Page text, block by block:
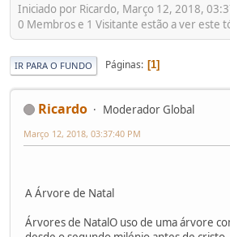
Iniciado por Ricardo, Março 12, 2018,
0 Membros e 1 Visitante estão a ver este
IR PARA O FUNDO Páginas 1
Ricardo Moderador Global
Março 12, 2018, 03:37:40 PM
A Árvore de Natal
Árvores de NatalO uso de uma árvore